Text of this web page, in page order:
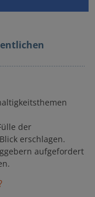
der
erschlagen.
aufgefordert